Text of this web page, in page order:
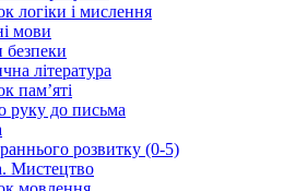
логіки і мислення
мови
література
пам’яті
руку до письма
розвитку (0-5)
Мистецтво